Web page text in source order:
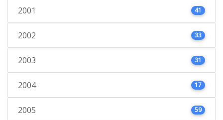
2001 41
2002 33
2003 31
2004 17
2005 59